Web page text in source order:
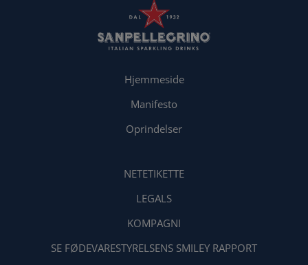
Hjemmeside
Manifesto
Oprindelser
NETETIKETTE
LEGALS
KOMPAGNI
SE FØDEVARESTYRELSENS SMILEY RAPPORT